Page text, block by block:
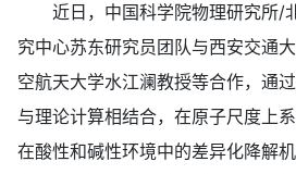
近日，中国科学院物理研究所/
究中心苏东研究员团队与西安交通
空航天大学水江澜教授等合作，通
与理论计算相结合，在原子尺度上
在酸性和碱性环境中的差异化降解